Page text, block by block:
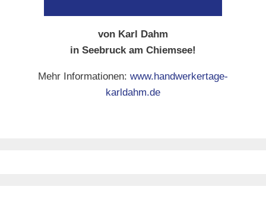
von Karl Dahm
in Seebruck am Chiemsee!
Mehr Informationen: www.handwerkertage-
karldahm.de